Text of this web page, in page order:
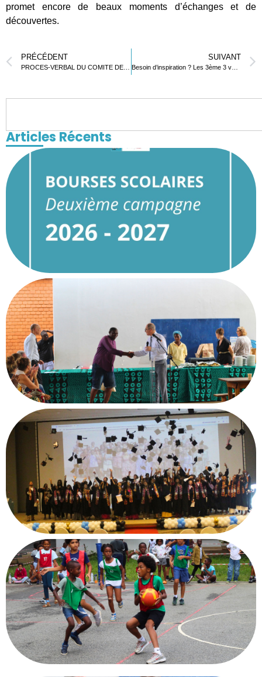
promet encore de beaux moments d’échanges et de
découvertes.
PRÉCÉDENT SUIVANT
Besoin d’inspiration ? Les 3ème 3 vous proposent des lectures pour comprendre l’Histoire !
Articles Récents